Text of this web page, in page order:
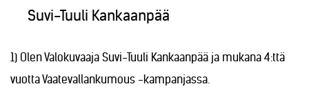
Suvi-Tuuli Kankaanpää
1) Olen Valokuvaaja Suvi-Tuuli Kankaanpää ja mukana 4:ttä
vuotta Vaatevallankumous -kampanjassa.